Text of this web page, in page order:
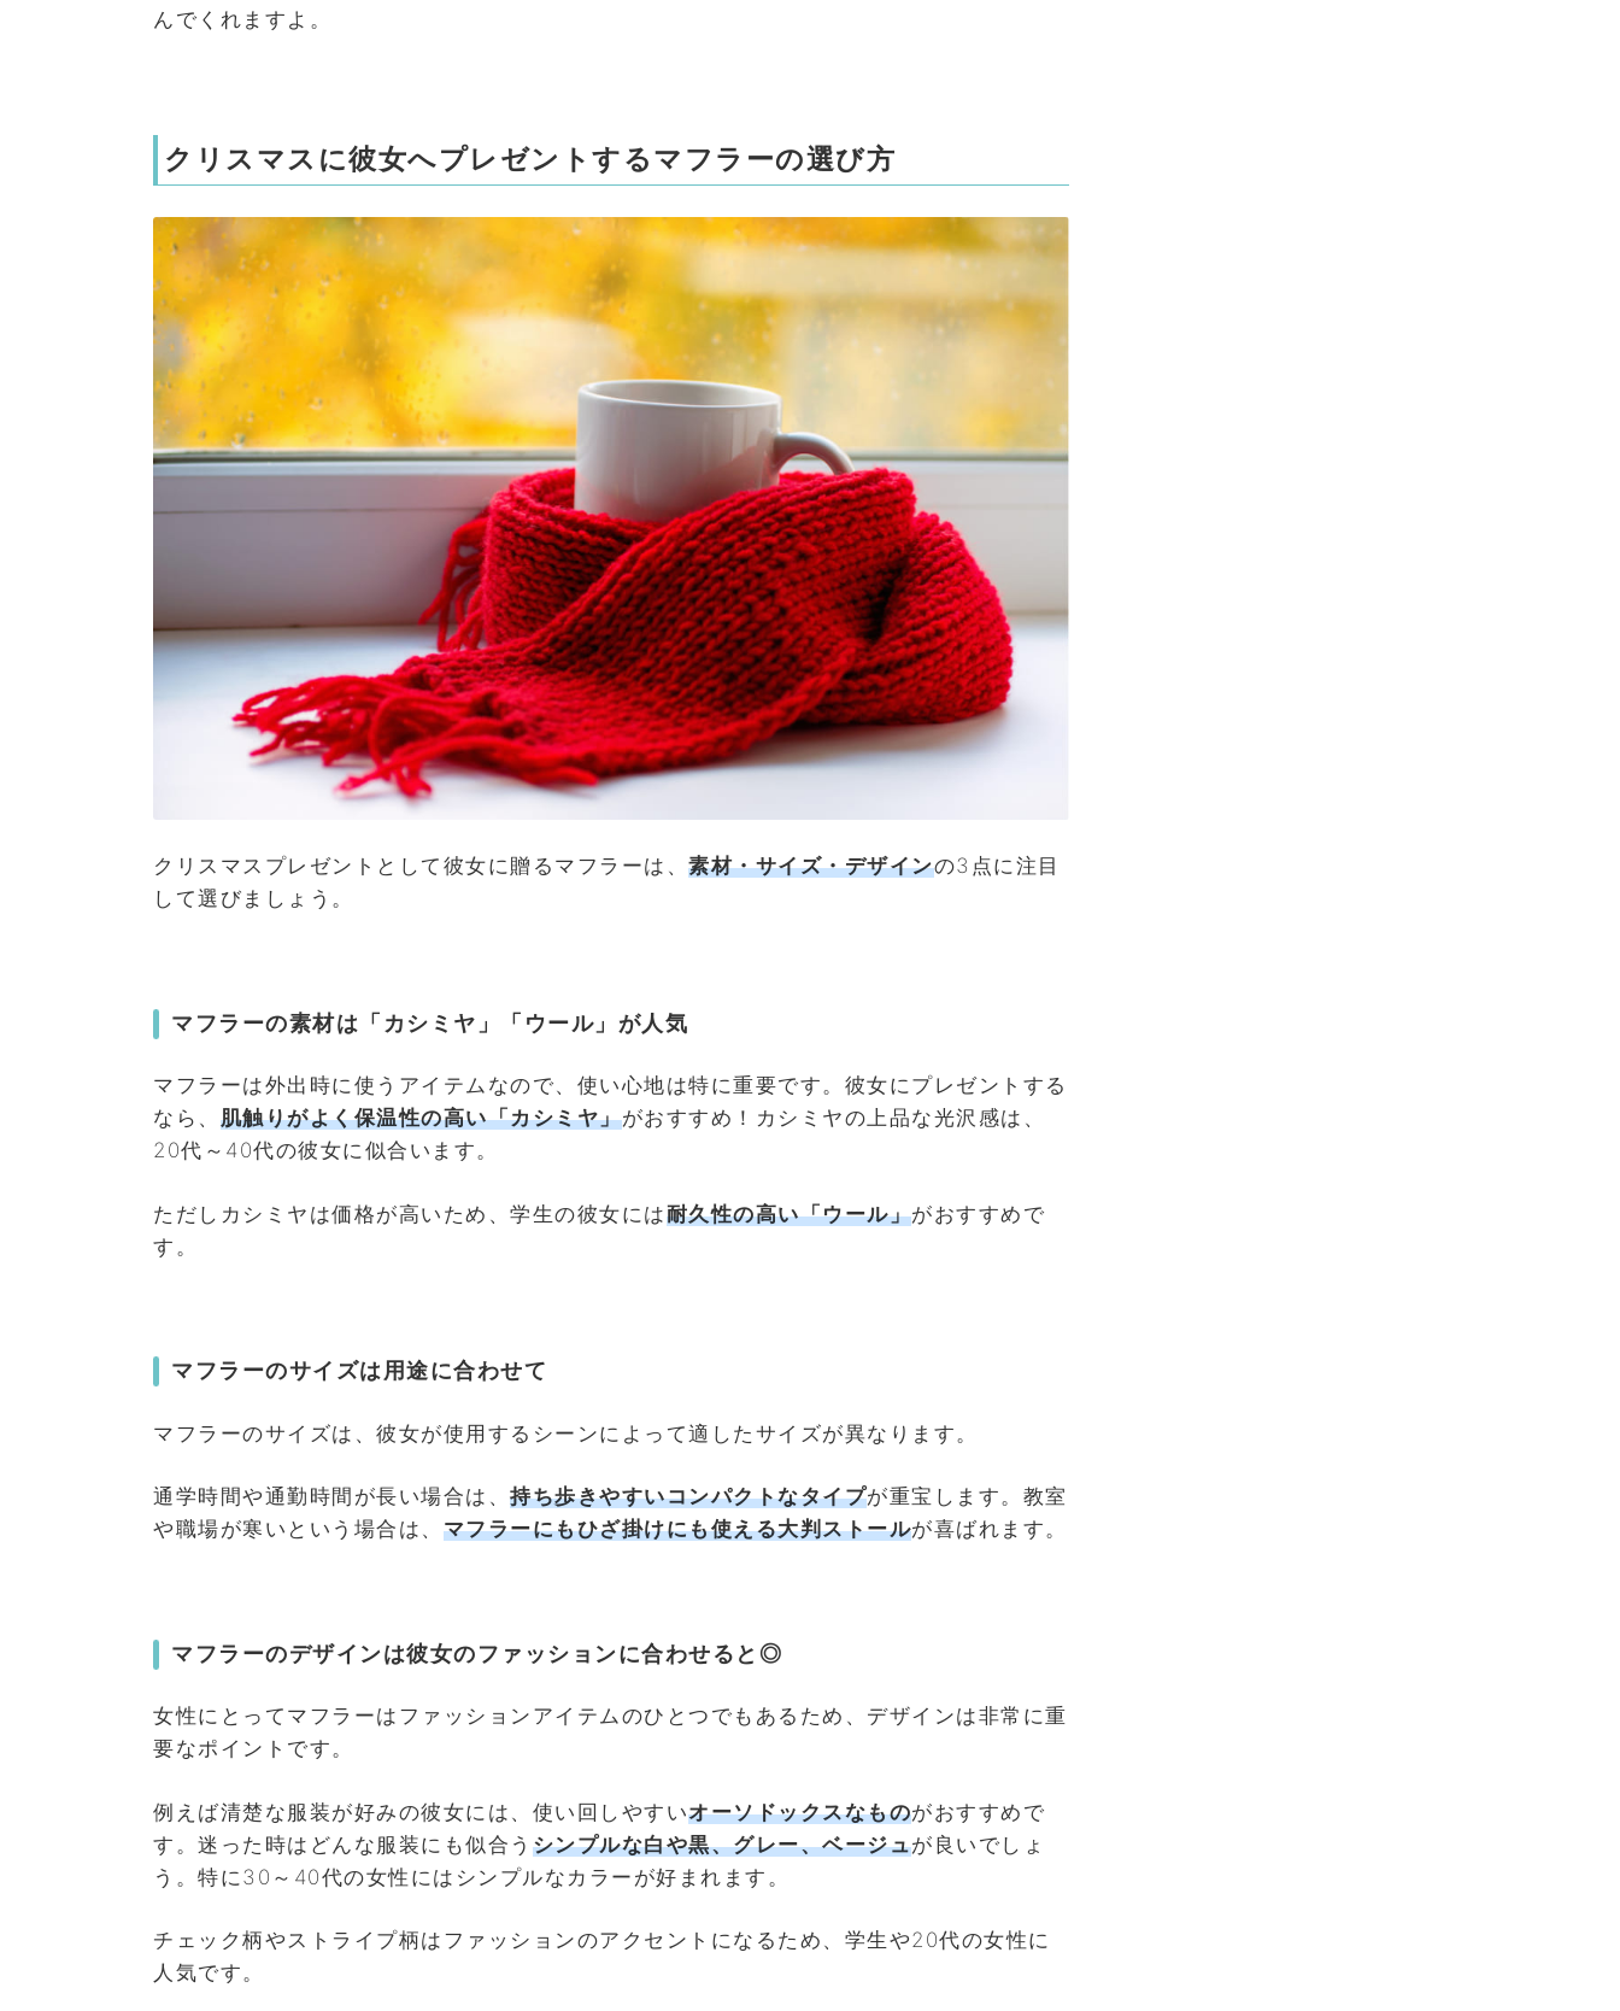
んでくれますよ。
クリスマスに彼女へプレゼントするマフラーの選び方
クリスマスプレゼントとして彼女に贈るマフラーは、 素材・サイズ・デザインの3点に注目
して選びましょう。
マフラーの素材は「カシミヤ」「ウール」が人気
マフラーは外出時に使うアイテムなので、使い心地は特に重要です。彼女にプレゼントする
なら、 肌触りがよく保温性の高い「カシミヤ」がおすすめ！カシミヤの上品な光沢感は、
20代～40代の彼女に似合います。
ただしカシミヤは価格が高いため、学生の彼女には耐久性の高い「ウール」がおすすめで
す。
マフラーのサイズは用途に合わせて
マフラーのサイズは、彼女が使用するシーンによって適したサイズが異なります。
通学時間や通勤時間が長い場合は、 持ち歩きやすいコンパクトなタイプが重宝します。教室
や職場が寒いという場合は、 マフラーにもひざ掛けにも使える大判ストールが喜ばれます。
マフラーのデザインは彼女のファッションに合わせると◎
女性にとってマフラーはファッションアイテムのひとつでもあるため、デザインは非常に重
要なポイントです。
例えば清楚な服装が好みの彼女には、使い回しやすいオーソドックスなものがおすすめで
す。迷った時はどんな服装にも似合う シンプルな白や黒、グレー、ベージュが良いでしょ
う。特に30～40代の女性にはシンプルなカラーが好まれます。
チェック柄やストライプ柄はファッションのアクセントになるため、学生や20代の女性に
人気です。